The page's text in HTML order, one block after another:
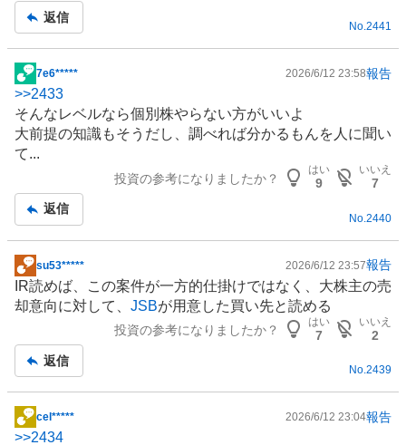
事
返信
No.2441
掲
示
板
記
事
7e6***** 2026/6/12 23:58報告
>>2433
そんなレベルなら個別株やらない方がいいよ
大前提の知識もそうだし、調べれば分かるもんを人に聞い
て...
投資の参考になりましたか？
はい
9
いいえ
7
返信
No. 2440
掲
示
板
su53***** 2026/6/12 23:57報告
IR読めば、この案件が一方的仕掛けではなく、大株主の売
却意向に対して、 JSBが用意した買い先と読める
投資の参考になりましたか？
はい
7
いいえ
2
返信
No.2439
掲
cel***** 2026/6/12 23:04報告
>>2434